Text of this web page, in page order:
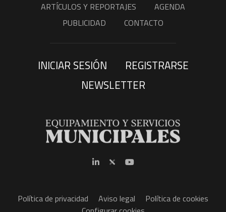
ARTÍCULOS Y REPORTAJES
AGENDA
PUBLICIDAD
CONTACTO
INICIAR SESIÓN
REGISTRARSE
NEWSLETTER
Política de privacidad Aviso legal
Política de cookies